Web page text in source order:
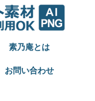
素乃庵とは
お問い合わせ